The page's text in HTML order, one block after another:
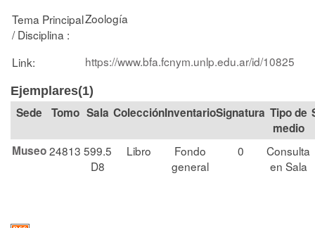
Tema Principal
/ Disciplina :
Zoología
Link: https://www.bfa.fcnym.unlp.edu.ar/id/10825
Ejemplares(1)
Tomo Sala Colección Signatura Tipo de
medio
Museo24813 599.5
D8
Libro
Fondo
general
0
Consulta
en Sala